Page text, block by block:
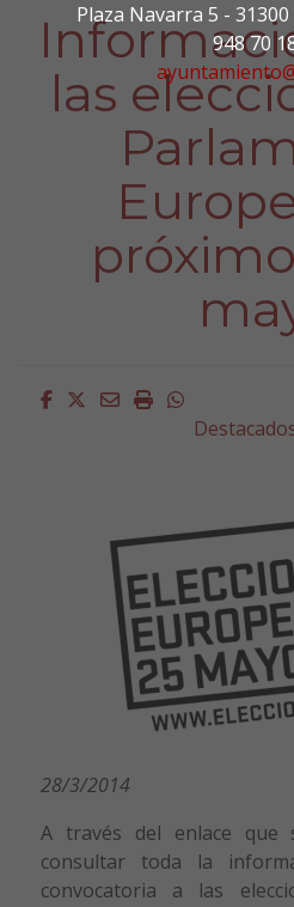
Plaza Navarra 5 - 31300
948 70
las
Facebook
Twitter
EmailImprimirWhatsapp
28/3/2014
A través del enlace que
consultar toda la
convocatoria a las